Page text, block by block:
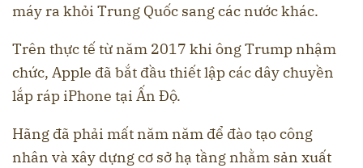
máy ra khỏi Trung Quốc sang các nước khác.
Trên thực tế từ năm 2017 khi ông Trump nhậm
chức, Apple đã bắt đầu thiết lập các dây chuyền
lắp ráp iPhone tại Ấn Độ.
Hãng đã phải mất năm năm để đào tạo công
nhân và xây dựng cơ sở hạ tầng nhằm sản xuất